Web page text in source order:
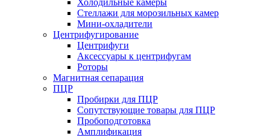
Холодильные камеры
Стеллажи для морозильных камер
Мини-охладители
Центрифугирование
Центрифуги
Аксессуары к центрифугам
Роторы
Магнитная сепарация
ПЦР
Пробирки для ПЦР
Сопутствующие товары для ПЦР
Пробоподготовка
Амплификация